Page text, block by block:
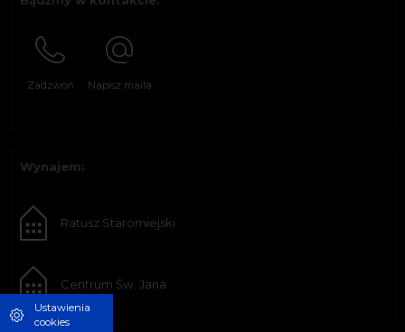
Zadzwoń Napisz maila
Wynajem:
Ratusz Staromiejski
Centrum Św. Jana
Ustawienia
cookies